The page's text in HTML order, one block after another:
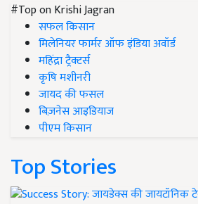
#Top on Krishi Jagran
सफल किसान
मिलेनियर फार्मर ऑफ इंडिया अवॉर्ड
महिंद्रा ट्रैक्टर्स
कृषि मशीनरी
जायद की फसल
बिज़नेस आइडियाज
पीएम किसान
Top Stories